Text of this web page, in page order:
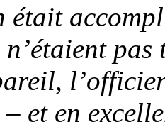
était
n’étaient
et en